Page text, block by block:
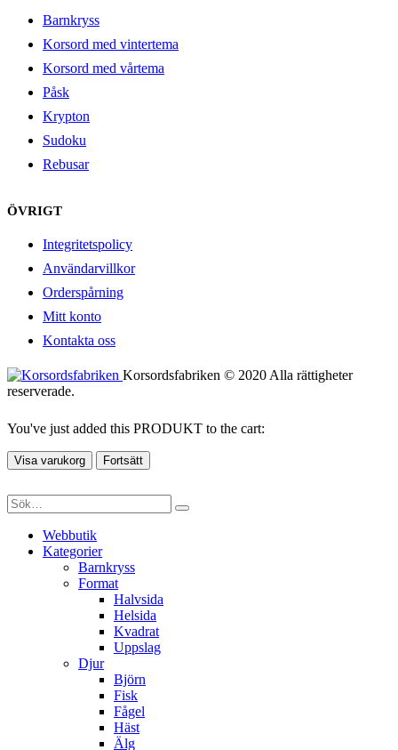
Barnkryss
Korsord med vintertema
Korsord med vårtema
Påsk
Krypton
Sudoku
Rebusar
ÖVRIGT
Integritetspolicy
Användarvillkor
Orderspårning
Mitt konto
Kontakta oss
Korsordsfabriken © 2020 Alla rättigheter
reserverade.
You've just added this PRODUKT to the cart:
Visa varukorg Fortsätt
Webbutik
Kategorier
Barnkryss
Format
Halvsida
Helsida
Kvadrat
Uppslag
Djur
Björn
Fisk
Fågel
Häst
Älg